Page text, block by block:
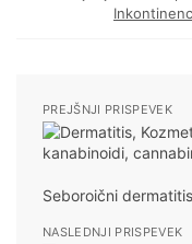
PREJŠNJI PRISPEVEK
Seboroični
NASLEDNJI PRISPEVEK